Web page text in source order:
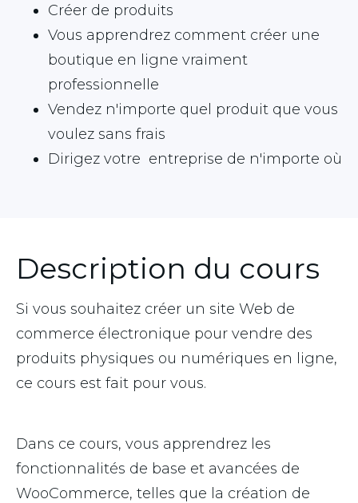
Créer de produits
Vous apprendrez comment créer une
boutique en ligne vraiment
professionnelle
Vendez n'importe quel produit que vous
voulez sans frais
Dirigez votre entreprise de n'importe où
Description du cours
Si vous souhaitez créer un site Web de
commerce électronique pour vendre des
produits physiques ou numériques en ligne,
ce cours est fait pour vous.
Dans ce cours, vous apprendrez les
fonctionnalités de base et avancées de
WooCommerce, telles que la création de